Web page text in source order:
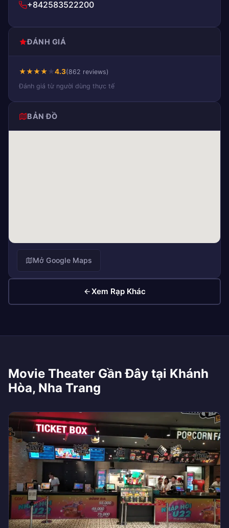
+842583522200
ĐÁNH GIÁ
★★★★★4.3(862 reviews)
Đánh giá từ người dùng thực tế
BẢN ĐỒ
Mở Google Maps
Xem Rạp Khác
Movie Theater Gần Đây tại Khánh
Hòa, Nha Trang